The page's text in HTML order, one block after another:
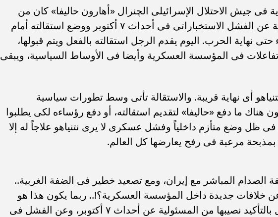
فى جيش الاحتلال الإسرائيلى الچنرال «أهارون حاليفا» كان من
أوائل من اعترفوا بالمسئولية عن الفشل الاستخباراتى فى أحداث ٧ أكتوبر ووضع استقالته أمام
نهاية الحرب. اليوم يقدم الرجل استقالته بالفعل ويتم قبولها،
تفاعلات فى المؤسسة العسكرية وأيضا فى الأوساط السياسية، ويبقى
أى نهاية قريبة. والاستقالة تأتى وسط تطورات سياسية
هناك ما دفع «حاليفا» لتقديم استقالته، أو دفع رؤساءه لكى يطلبوا
فى ظل وضع متأزم داخلياً وفشل عسكرى لا يرى نتنياهو علاجاً له إلا
بمذبحة مرعبة فى رفح يعارضها كل العالم.
الصدام المباشر مع إيران، ومع تصعيد خطير فى الضفة الغربية..
عن خلافات جديدة داخل المؤسسة العسكرية؟!.. ربما يكون هذا هو
الأرجح داخل مؤسسة تتحمل بالتأكيد نصيبها من المسئولية عن أحداث ٧ أكتوبر، وعن الفشل فى